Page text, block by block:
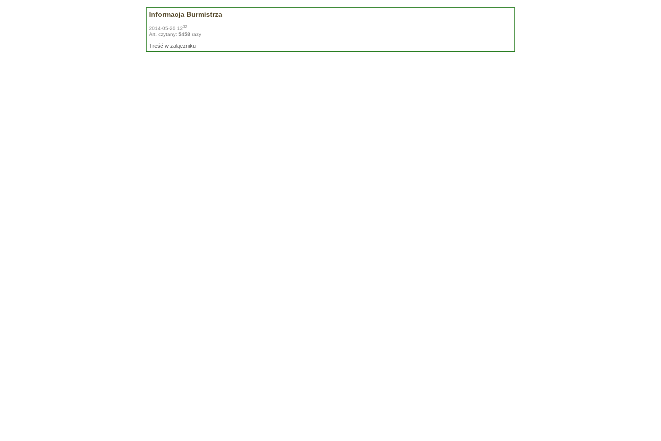
Informacja Burmistrza
2014-05-20 1232
Art. czytany: 5458 razy
Treść w załączniku